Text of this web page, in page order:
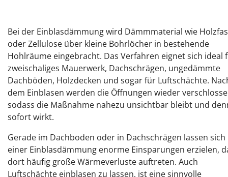
Bei der Einblasdämmung wird Dämmmaterial wie
oder Zellulose über kleine Bohrlöcher in bestehende
Hohlräume eingebracht. Das Verfahren eignet sich ideal
zweischaliges Mauerwerk, Dachschrägen, ungedämmte
Dachböden, Holzdecken und sogar für Luftschächte.
dem Einblasen werden die Öffnungen wieder
sodass die Maßnahme nahezu unsichtbar bleibt und
sofort wirkt.
Gerade im Dachboden oder in Dachschrägen lassen
einer Einblasdämmung enorme Einsparungen erzielen,
dort häufig große Wärmeverluste auftreten. Auch
Luftschächte einblasen zu lassen, ist eine sinnvolle